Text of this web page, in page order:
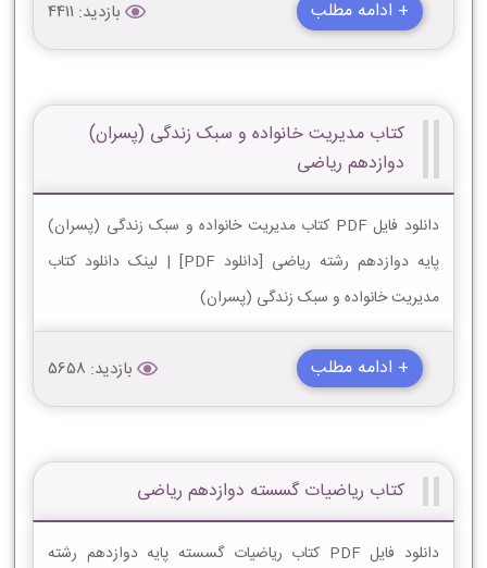
+ ادامه مطلب بازدید: 4411
کتاب مدیریت خانواده و سبک زندگی (پسران)
دوازدهم ریاضی
دانلود فایل PDF کتاب مدیریت خانواده و سبک زندگی (پسران)
پایه دوازدهم رشته ریاضی [دانلود PDF] | لینک دانلود کتاب
مدیریت خانواده و سبک زندگی (پسران)
+ ادامه مطلب بازدید: 5658
کتاب ریاضیات گسسته دوازدهم ریاضی
دانلود فایل PDF کتاب ریاضیات گسسته پایه دوازدهم رشته